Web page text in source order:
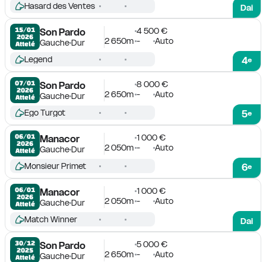
Dai
Hasard des Ventes
15/01
2026
Attelé
Son Pardo
GaucheDur
4 500 €
2 650m - Auto
4e
Legend
07/01
2026
Attelé
Son Pardo
GaucheDur
8 000 €
2 650m - Auto
5e
Ego Turgot
06/01
2026
Attelé
Manacor
GaucheDur
1 000 €
2 050m - Auto
6e
Monsieur Primet
06/01
2026
Attelé
Manacor
GaucheDur
1 000 €
2 050m -
Auto
Dai
Match Winner
30/12
2025
Attelé
Son Pardo
GaucheDur
5 000 €
2 650m - Auto